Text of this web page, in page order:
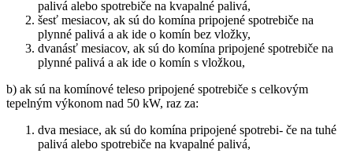
palivá alebo spotrebiče na kvapalné palivá,
šesť mesiacov, ak sú do komína pripojené spotrebiče na
plynné palivá a ak ide o komín bez vložky,
dvanásť mesiacov, ak sú do komína pripojené spotrebiče na
plynné palivá a ak ide o komín s vložkou,
b) ak sú na komínové teleso pripojené spotrebiče s celkovým
tepelným výkonom nad 50 kW, raz za:
dva mesiace, ak sú do komína pripojené spotrebi- če na tuhé
palivá alebo spotrebiče na kvapalné palivá,